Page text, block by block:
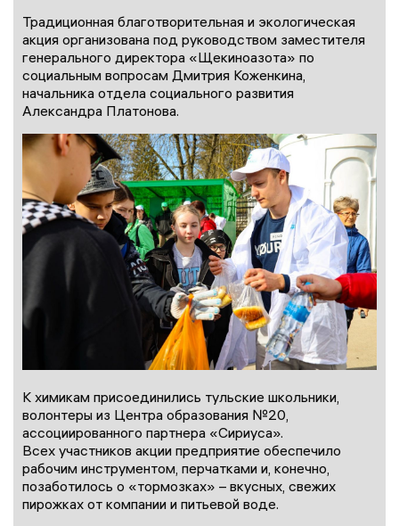
Традиционная благотворительная и экологическая
акция организована под руководством заместителя
генерального директора «Щекиноазота» по
социальным вопросам Дмитрия Коженкина,
начальника отдела социального развития
Александра Платонова.
К химикам присоединились тульские школьники,
волонтеры из Центра образования №20,
ассоциированного партнера «Сириуса».
Всех участников акции предприятие обеспечило
рабочим инструментом, перчатками и, конечно,
позаботилось о «тормозках» – вкусных, свежих
пирожках от компании и питьевой воде.